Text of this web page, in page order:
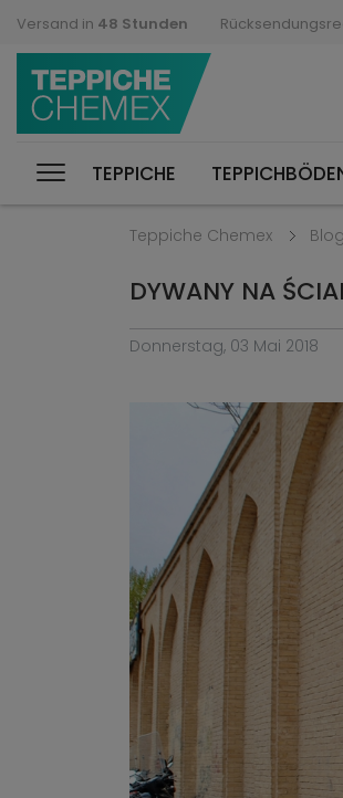
Versand in 48 Stunden
TEPPICHE
Teppiche Chemex Blog
DYWANY NA
Donnerstag, 03 Mai 2018